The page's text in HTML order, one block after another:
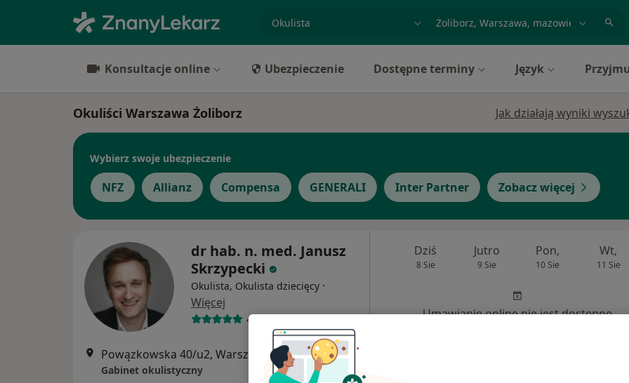
specjalizacja, badanie lub nazwiskomiasto lub dzielnica
Konsultacje online Ubezpieczenie Dostępne terminy Język
Okuliści Warszawa Żoliborz Jak działają wyniki
Wybierz swoje ubezpieczenie
NFZ Allianz Compensa GENERALI Inter Partner Zobacz więcej
dr hab. n. med. Janusz
Skrzypecki
Okulista, Okulista dziecięcy ·
Więcej
440 opinii
Powązkowska 40/u2, Warszawa• Mapa
Gabinet okulistyczny
Dziś
8 Sie
Jutro
9 Sie
Pon,
10 Sie
Wt,
11 Sie
Umawianie online nie jest dostępne